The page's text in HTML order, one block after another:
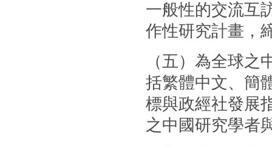
一般性的交流互
作性研究計畫，
（五）為全球
括繁體中文、簡
標與政經社發展
之中國研究學者